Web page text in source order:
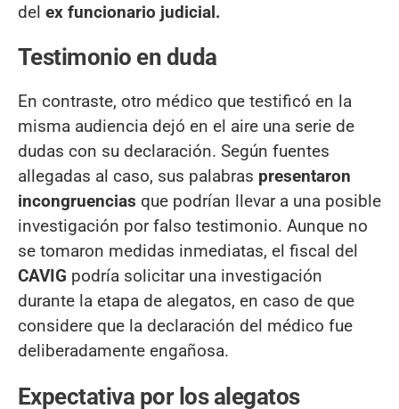
del ex funcionario judicial.
Testimonio en duda
En contraste, otro médico que testificó en la
misma audiencia dejó en el aire una serie de
dudas con su declaración. Según fuentes
allegadas al caso, sus palabras presentaron
incongruencias que podrían llevar a una posible
investigación por falso testimonio. Aunque no
se tomaron medidas inmediatas, el fiscal del
CAVIG podría solicitar una investigación
durante la etapa de alegatos, en caso de que
considere que la declaración del médico fue
deliberadamente engañosa.
Expectativa por los alegatos